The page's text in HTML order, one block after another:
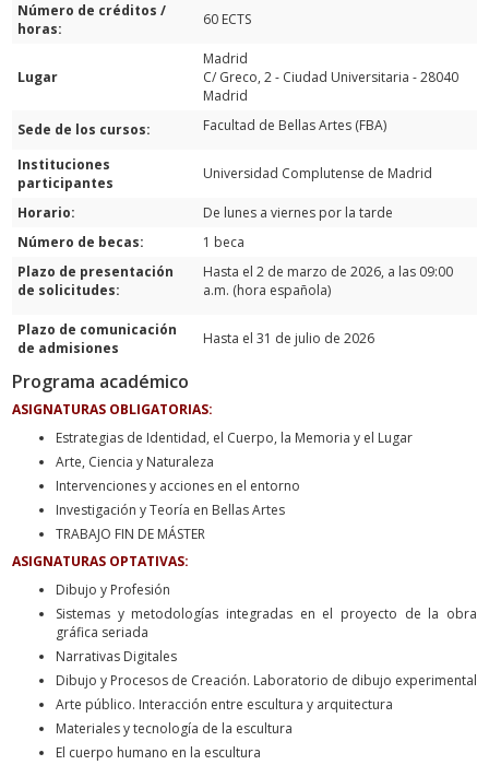
Número de créditos /
horas:
60 ECTS
Lugar
Madrid
C/ Greco, 2 - Ciudad Universitaria - 28040
Madrid
Sede de los cursos:
Facultad de Bellas Artes (FBA)
Instituciones
participantes
Universidad Complutense de Madrid
Horario:
De lunes a viernes por la tarde
Número de becas:
1 beca
Plazo de presentación
de solicitudes:
Hasta el 2 de marzo de 2026, a las 09:00
a.m. (hora española)
Plazo de comunicación
de admisiones
Hasta el 31 de julio de 2026
Programa académico
ASIGNATURAS OBLIGATORIAS:
Estrategias de Identidad, el Cuerpo, la Memoria y el Lugar
Arte, Ciencia y Naturaleza
Intervenciones y acciones en el entorno
Investigación y Teoría en Bellas Artes
TRABAJO FIN DE MÁSTER
ASIGNATURAS OPTATIVAS:
Dibujo y Profesión
Sistemas y metodologías integradas en el proyecto de la obra
gráfica seriada
Narrativas Digitales
Dibujo y Procesos de Creación. Laboratorio de dibujo experimental
Arte público. Interacción entre escultura y arquitectura
Materiales y tecnología de la escultura
El cuerpo humano en la escultura